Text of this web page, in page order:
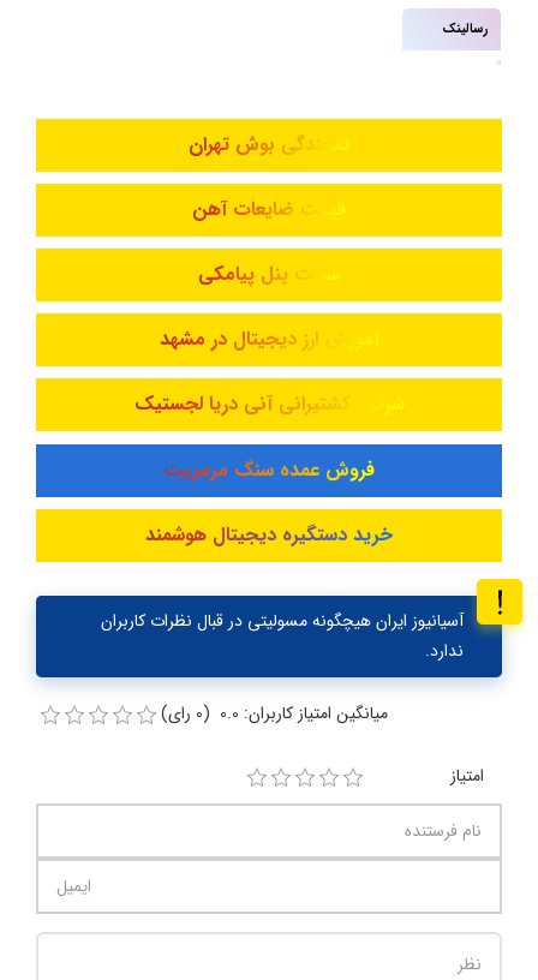
رسالینک
نمایندگی بوش تهران
قیمت ضایعات آهن
سایت پنل پیامکی
آموزش ارز دیجیتال در مشهد
شرکت کشتیرانی آنی دریا لجستیک
فروش عمده سنگ مرمریت
خرید دستگیره دیجیتال هوشمند
آسیانیوز ایران هیچگونه مسولیتی در قبال نظرات کاربران
ندارد.
میانگین امتیاز کاربران: 0.0 (0 رای)
امتیاز